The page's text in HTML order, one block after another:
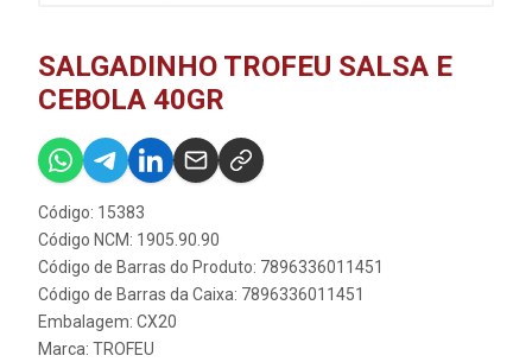
SALGADINHO TROFEU SALSA E
CEBOLA 40GR
Código: 15383
Código NCM: 1905.90.90
Código de Barras do Produto: 7896336011451
Código de Barras da Caixa: 7896336011451
Embalagem: CX20
Marca: TROFEU